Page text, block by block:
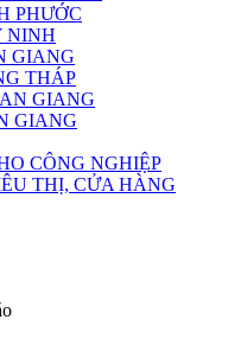
PHƯỚC
NINH
GIANG
THÁP
GIANG
GIANG
CÔNG NGHIỆP
THỊ, CỬA HÀNG